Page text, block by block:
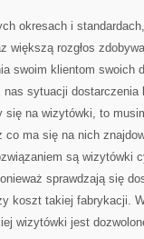
okresach i
większą rozgłos
swoim klientom swoich
nas sytuacji
się na wizytówki, to
co ma się na nich
są wizytówki
sprawdzają się
koszt takiej fabrykacji.
wizytówki jest